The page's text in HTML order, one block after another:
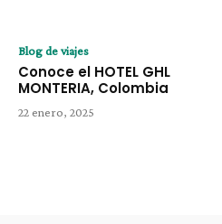
Blog de viajes
Conoce el HOTEL GHL
MONTERIA, Colombia
22 enero, 2025